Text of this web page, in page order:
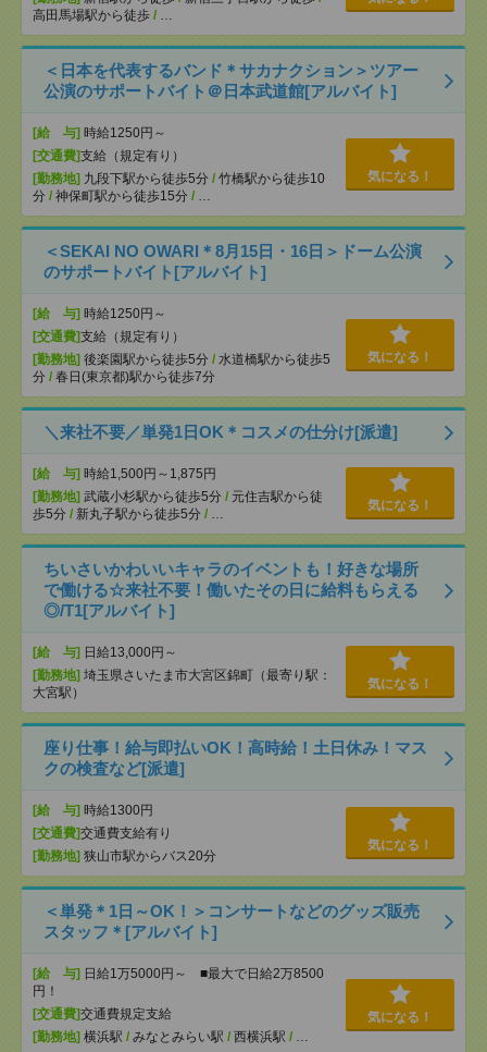
高田馬場駅から徒歩 / …
＜日本を代表するバンド＊サカナクション＞ツアー
公演のサポートバイト＠日本武道館[アルバイト]
[給 与] 時給1250円～
[交通費]支給（規定有り）
[勤務地] 九段下駅から徒歩5分 / 竹橋駅から徒歩10
分 / 神保町駅から徒歩15分 / …
気になる！
＜SEKAI NO OWARI＊8月15日・16日＞ドーム公演
のサポートバイト[アルバイト]
[給 与] 時給1250円～
[交通費]支給（規定有り）
[勤務地] 後楽園駅から徒歩5分 / 水道橋駅から徒歩5
分 / 春日(東京都)駅から徒歩7分
気になる！
＼来社不要／単発1日OK＊コスメの仕分け[派遣]
[給 与] 時給1,500円～1,875円
[勤務地] 武蔵小杉駅から徒歩5分 / 元住吉駅から徒
歩5分 / 新丸子駅から徒歩5分 / …
気になる！
ちいさいかわいいキャラのイベントも！好きな場所
で働ける☆来社不要！働いたその日に給料もらえる
◎/T1[アルバイト]
[給 与] 日給13,000円～
[勤務地] 埼玉県さいたま市大宮区錦町（最寄り駅：
大宮駅）
気になる！
座り仕事！給与即払いOK！高時給！土日休み！マス
クの検査など[派遣]
[給 与] 時給1300円
[交通費]交通費支給有り
[勤務地] 狭山市駅からバス20分
気になる！
＜単発＊1日～OK！＞コンサートなどのグッズ販売
スタッフ＊[アルバイト]
[給 与] 日給1万5000円～ ■最大で日給2万8500
円！
[交通費]交通費規定支給
[勤務地] 横浜駅 / みなとみらい駅 / 西横浜駅 / …
気になる！